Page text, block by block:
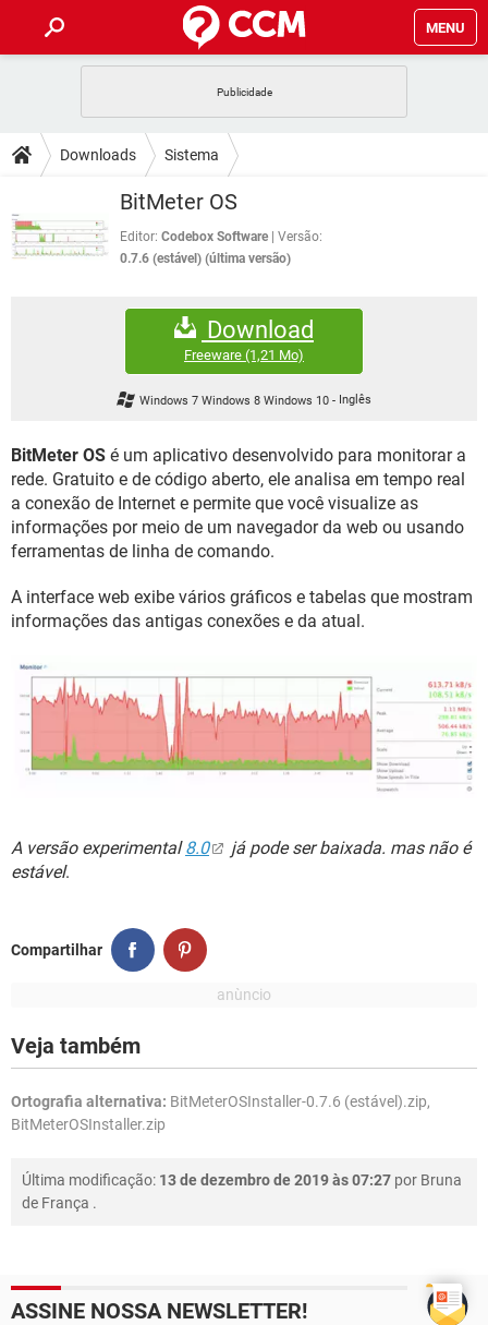
MENU
CELULAR
INSTAGRAM GMAIL
DICAS
JOGOS
CELULAR
OUTLOOK EXCEL
JOGOS WHATSAPP
EXCEL
GMAIL
FÓRUM
FACEBOOK
EXCEL
GMAIL
WHATSAPP
INSTAGRAM GMAIL
GUIA DE COMPRAS
Downloads Sistema
BitMeter OS
Editor: Codebox Software
Versão:
0.7.6 (estável) (última versão)
Download
Freeware (1,21 Mo)
Windows 7 Windows 8 Windows 10 - Inglês
BitMeter OS é um aplicativo desenvolvido para monitorar a
rede. Gratuito e de código aberto, ele analisa em tempo real
a conexão de Internet e permite que você visualize as
informações por meio de um navegador da web ou usando
ferramentas de linha de comando.
A interface web exibe vários gráficos e tabelas que mostram
informações das antigas conexões e da atual.
A versão experimental8.0
já pode ser baixada. mas não é
estável.
Compartilhar
Veja também
Ortografia alternativa: BitMeterOSInstaller-0.7.6 (estável).zip,
BitMeterOSInstaller.zip
Última modificação: 13 de dezembro de 2019 às 07:27 por Bruna
de França .
ASSINE NOSSA NEWSLETTER!